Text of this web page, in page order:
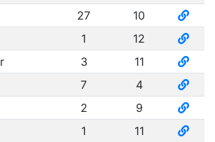
27
10
1
12
3
11
7
4
2
9
1
11